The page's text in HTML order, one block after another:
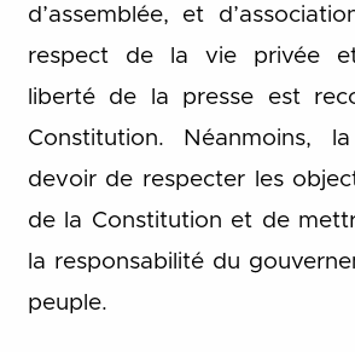
d’assemblée, et
respect de la vie privée
liberté de la presse est
Constitution. Néanmoins,
devoir de respecter les
de la Constitution et de
la responsabilité du
peuple.